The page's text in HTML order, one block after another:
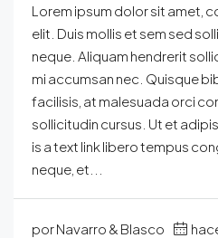
Lorem ipsum dolor sit amet,
elit. Duis mollis et sem sed
neque. Aliquam hendrerit
mi accumsan nec. Quisque
facilisis, at malesuada orci
sollicitudin cursus. Ut et
is a text link libero tempus
neque, et...
por Navarro & Blasco